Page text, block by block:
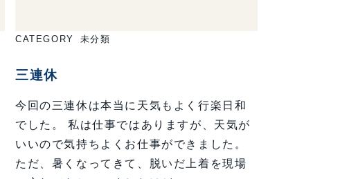
CATEGORY 未分類
三連休
今回の三連休は本当に天気もよく行楽日和
でした。 私は仕事ではありますが、天気が
いいので気持ちよくお仕事ができました。
ただ、暑くなってきて、脱いだ上着を現場